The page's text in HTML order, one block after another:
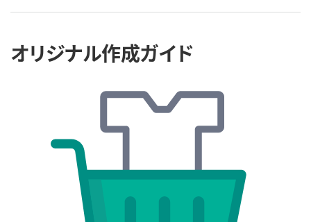
オリジナル作成ガイド